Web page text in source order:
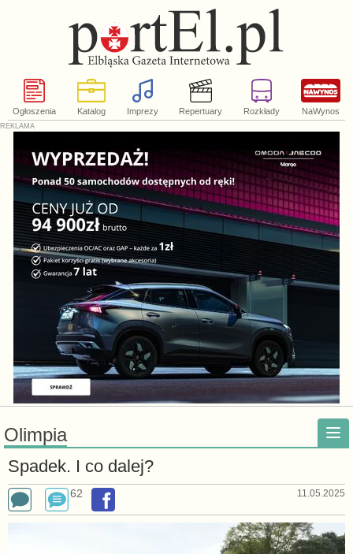
Ogłoszenia Katalog Imprezy Repertuary Rozkłady NaWynos
Olimpia
Spadek. I co dalej?
62 11.05.2025